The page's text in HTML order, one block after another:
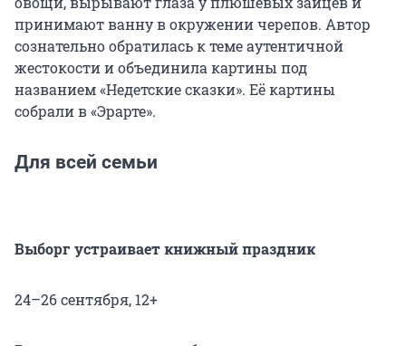
принимают ванну в окружении черепов. Автор
сознательно обратилась к теме аутентичной
жестокости и объединила картины под
названием «Недетские сказки». Её картины
собрали в «Эрарте».
Для всей семьи
Выборг устраивает книжный праздник
24–26 сентября, 12+